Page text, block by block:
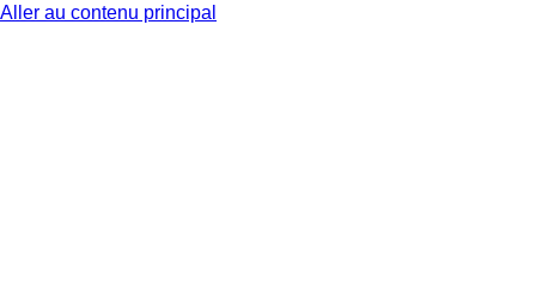
Aller au contenu principal